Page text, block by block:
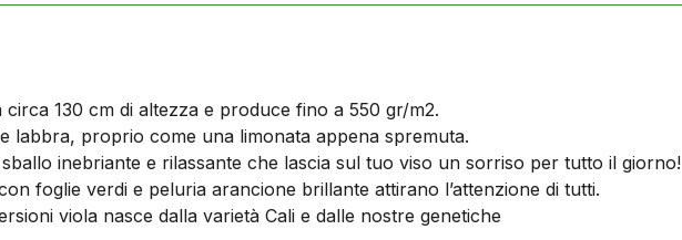
130 cm di altezza e produce fino a 550 gr/m2.
labbra, proprio come una limonata appena spremuta.
inebriante e rilassante che lascia sul tuo viso un sorriso per tutto il giorno!
foglie verdi e peluria arancione brillante attirano l’attenzione di tutti.
viola nasce dalla varietà Cali e dalle nostre genetiche